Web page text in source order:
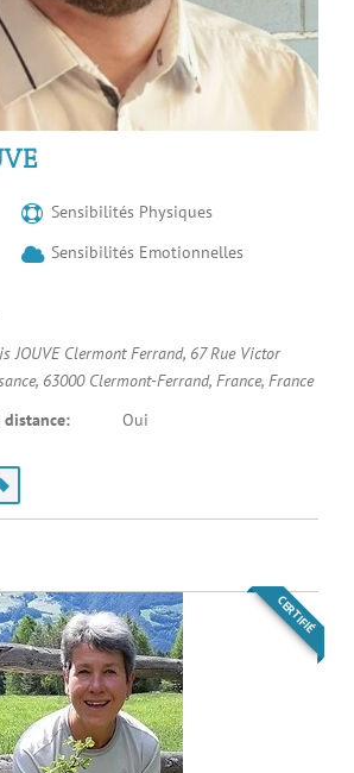
Sensibilités Physiques
Sensibilités Emotionnelles
JOUVE Clermont Ferrand, 67 Rue Victor
63000 Clermont-Ferrand, France, France
Oui
CERTIFIÉ